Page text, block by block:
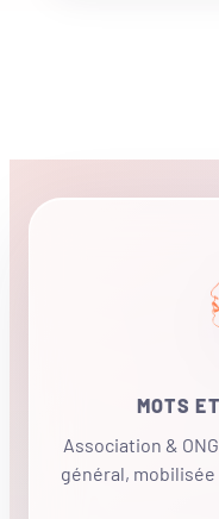
MOTS
Association &
général,